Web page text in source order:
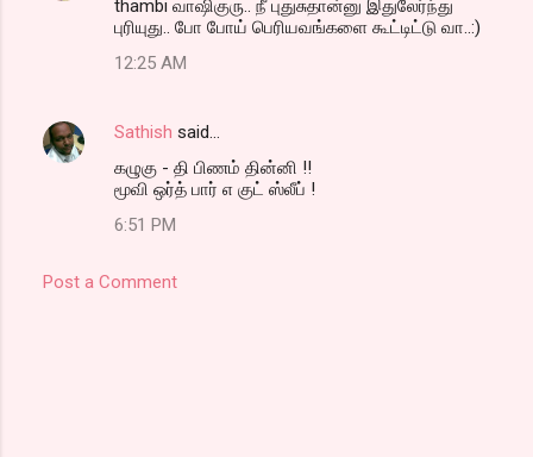
thambi வாஷிகுரு.. நீ புதுசுதான்னு இதுலேர்ந்து
புரியுது.. போ போய் பெரியவங்களை கூட்டிட்டு வா..:)
12:25 AM
Sathish said…
கழுகு - தி பிணம் தின்னி !!
மூவி ஒர்த் பார் எ குட் ஸ்லீப் !
6:51 PM
Post a Comment